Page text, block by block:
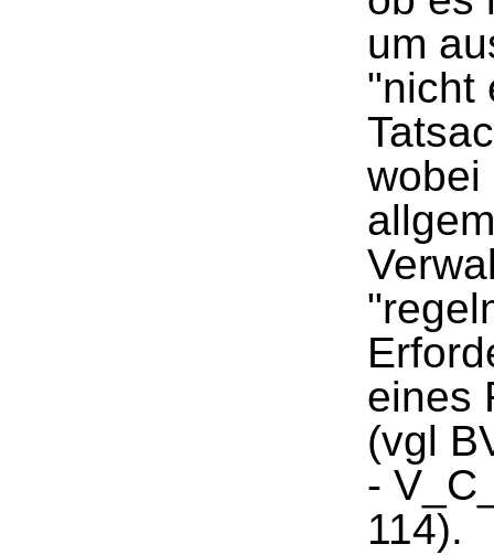
um
"nicht
wobei
eines
(vgl
-
114).